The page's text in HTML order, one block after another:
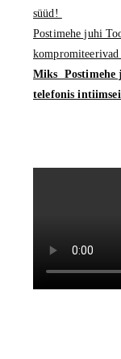
süüd!
Postimehe juhi
Miks Postimehe
telefonis